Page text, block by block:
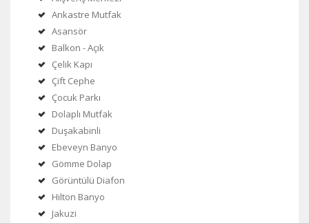
Ankastre Mutfak
Asansör
Balkon - Açık
Çelik Kapı
Çift Cephe
Çocuk Parkı
Dolaplı Mutfak
Duşakabinli
Ebeveyn Banyo
Gömme Dolap
Görüntülü Diafon
Hilton Banyo
Jakuzi